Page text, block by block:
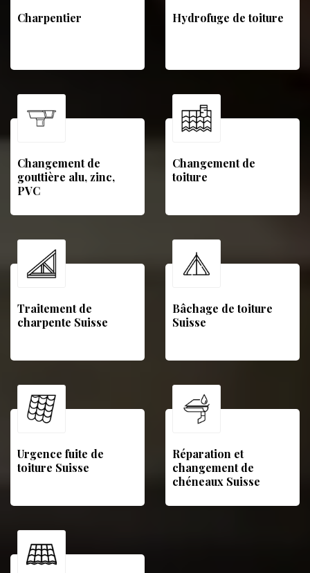
Charpentier Hydrofuge de toiture
Changement de
gouttière alu, zinc,
PVC
Changement de
toiture
Traitement de
charpente Suisse
Bâchage de toiture
Suisse
Urgence fuite de
toiture Suisse
Réparation et
changement de
chéneaux Suisse